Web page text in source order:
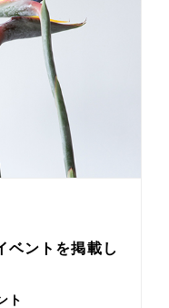
ベントを掲載し
ト